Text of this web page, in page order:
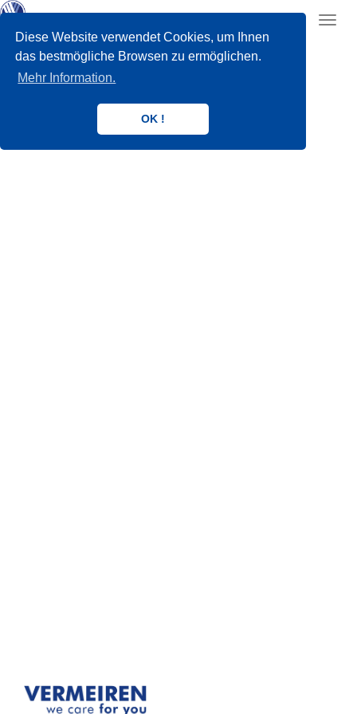
Diese Website verwendet Cookies, um Ihnen
das bestmögliche Browsen zu ermöglichen.
Mehr Information.
OK !